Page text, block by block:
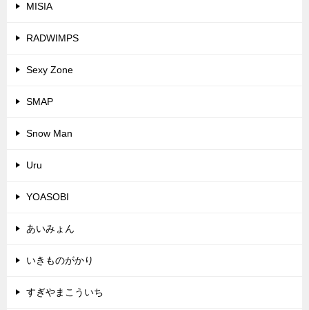
MISIA
RADWIMPS
Sexy Zone
SMAP
Snow Man
Uru
YOASOBI
あいみょん
いきものがかり
すぎやまこういち